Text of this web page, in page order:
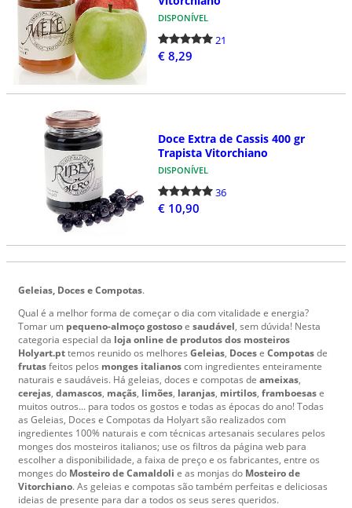
DISPONÍVEL
21
€ 8,29
Doce Extra de Cassis 400 gr
Trapista Vitorchiano
DISPONÍVEL
36
€ 10,90
Geleias, Doces e Compotas.
Qual é a melhor forma de começar o dia com vitalidade e energia?
Tomar um pequeno-almoço gostosoe saudável, sem dúvida! Nesta
categoria especial da loja online de produtos dos mosteiros
Holyart.pttemos reunido os melhores Geleias, Docese Compotasde
frutasfeitos pelos monges italianoscom ingredientes enteiramente
naturais e saudáveis. Há geleias, doces e compotas de ameixas,
cerejas, damascos, maçãs, limões, laranjas, mirtilos, framboesase
muitos outros... para todos os gostos e todas as épocas do ano! Todas
as Geleias, Doces e Compotas da Holyart são realizados com
ingredientes 100% naturais e com técnicas artesanais seculares pelos
monges dos mosteiros italianos; use os filtros da página web para
escolher a disponibilidade, a faixa de preço e os fabricantes, entre os
monges do Mosteiro de Camaldoli e as monjas do Mosteiro de
Vitorchiano. As geleias e compotas são também perfeitas e deliciosas
ideias de presente para dar a todos os seus seres queridos.